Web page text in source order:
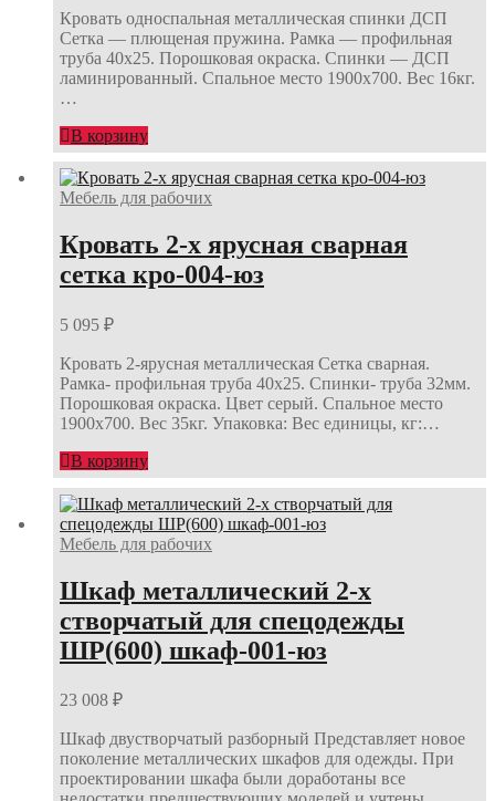
Кровать односпальная металлическая спинки ДСП
Сетка — плющеная пружина. Рамка — профильная
труба 40х25. Порошковая окраска. Спинки — ДСП
ламинированный. Спальное место 1900х700. Вес 16кг.
…
В корзину
Мебель для рабочих
Кровать 2-х ярусная сварная
сетка кро-004-юз
5 095 ₽
Кровать 2-ярусная металлическая Сетка сварная.
Рамка- профильная труба 40х25. Спинки- труба 32мм.
Порошковая окраска. Цвет серый. Спальное место
1900х700. Вес 35кг. Упаковка: Вес единицы, кг:…
В корзину
Мебель для рабочих
Шкаф металлический 2-х
створчатый для спецодежды
ШР(600) шкаф-001-юз
23 008 ₽
Шкаф двустворчатый разборный Представляет новое
поколение металлических шкафов для одежды. При
проектировании шкафа были доработаны все